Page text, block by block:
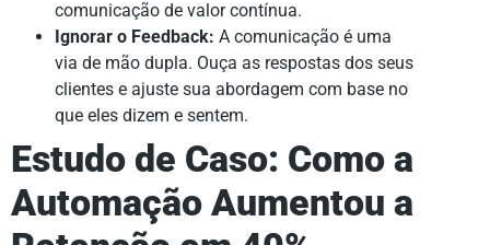
comunicação de valor contínua.
Ignorar o Feedback: A comunicação é uma
via de mão dupla. Ouça as respostas dos seus
clientes e ajuste sua abordagem com base no
que eles dizem e sentem.
Estudo de Caso: Como a
Automação Aumentou a